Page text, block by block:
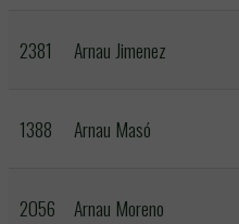
2381 Arnau Jimenez
1388 Arnau Masó
2056 Arnau Moreno